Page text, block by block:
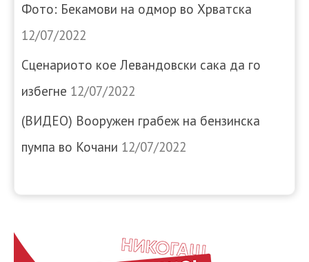
Фото: Бекамови на одмор во Хрватска
12/07/2022
Сценариото кое Левандовски сака да го
избегне 12/07/2022
(ВИДЕО) Вооружен грабеж на бензинска
пумпа во Кочани 12/07/2022